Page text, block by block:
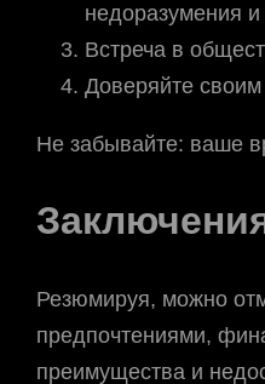
недоразумения
Встреча в
Доверяйте
Не забывайте: ваше
Резюмируя, можно
предпочтениями,
преимущества и